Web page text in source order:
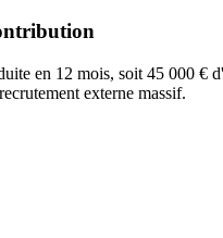
en 12 mois, soit 45 000 €
externe massif.